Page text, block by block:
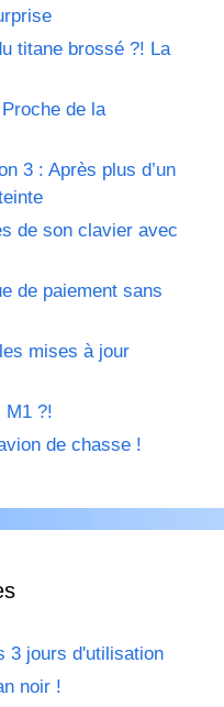
titane brossé ?! La
de la
3 : Après plus d’un
de son clavier avec
de paiement sans
mises à jour
M1 ?!
de chasse !
3 jours d'utilisation
noir !